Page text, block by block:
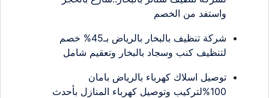
واستفد من الخصم
شركة تنظيف بالبخار بالرياض بـ45% خصم
لتنظيف كنب وسجاد بالبخار وتعقيم شامل
توصيل اسلاك كهرباء بالرياض بامان
100%لتركيب وتوصيل كهرباء المنازل بأحدث